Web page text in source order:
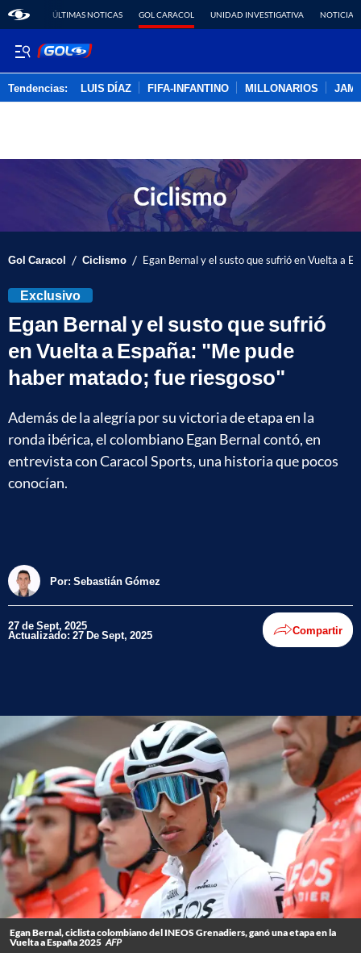
ÚLTIMAS NOTICAS GOL CARACOL UNIDAD INVESTIGATIVA NOTICIAS
Tendencias: LUIS DÍAZ FIFA-INFANTINO MILLONARIOS
Gol Caracol / Ciclismo / Egan Bernal y el susto que sufrió en Vuelta a
Exclusivo
Egan Bernal y el susto que sufrió
en Vuelta a España: "Me pude
haber matado; fue riesgoso"
Además de la alegría por su victoria de etapa en la
ronda ibérica, el colombiano Egan Bernal contó, en
entrevista con Caracol Sports, una historia que pocos
conocían.
Por: Sebastián Gómez
27 de Sept, 2025
Actualizado: 27 De Sept, 2025 Compartir
Egan Bernal, ciclista colombiano del INEOS Grenadiers, ganó una etapa en la
Vuelta a España 2025 AFP